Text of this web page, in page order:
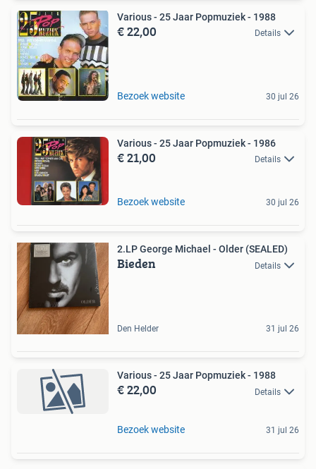
Various - 25 Jaar Popmuziek - 1988
€ 22,00 Details
Bezoek website 30 jul 26
Various - 25 Jaar Popmuziek - 1986
€ 21,00 Details
Bezoek website 30 jul 26
2.LP George Michael - Older (SEALED)
Bieden Details
Den Helder 31 jul 26
Various - 25 Jaar Popmuziek - 1988
€ 22,00 Details
Bezoek website 31 jul 26